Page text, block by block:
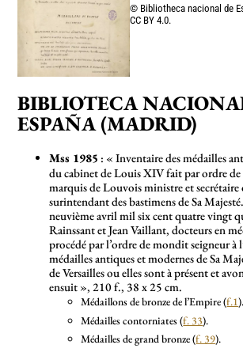
© Bibliotheca nacional de
CC BY 4.0.
BIBLIOTECA
ESPAÑA (MADRID)
Mss 1985 : « Inventaire des médailles
du cabinet de Louis XIV fait par ordre
marquis de Louvois ministre et secrétaire
surintendant des bastimens de Sa
neuvième avril mil six cent quatre vingt
Rainssant et Jean Vaillant, docteurs en
procédé par l’ordre de mondit seigneur à
médailles antiques et modernes de Sa
de Versailles ou elles sont à présent et
ensuit », 210 f., 38 x 25 cm.
Médaillons de bronze de l’Empire (f.1).
Médailles contorniates (f. 33).
Médailles de grand bronze (f. 39).